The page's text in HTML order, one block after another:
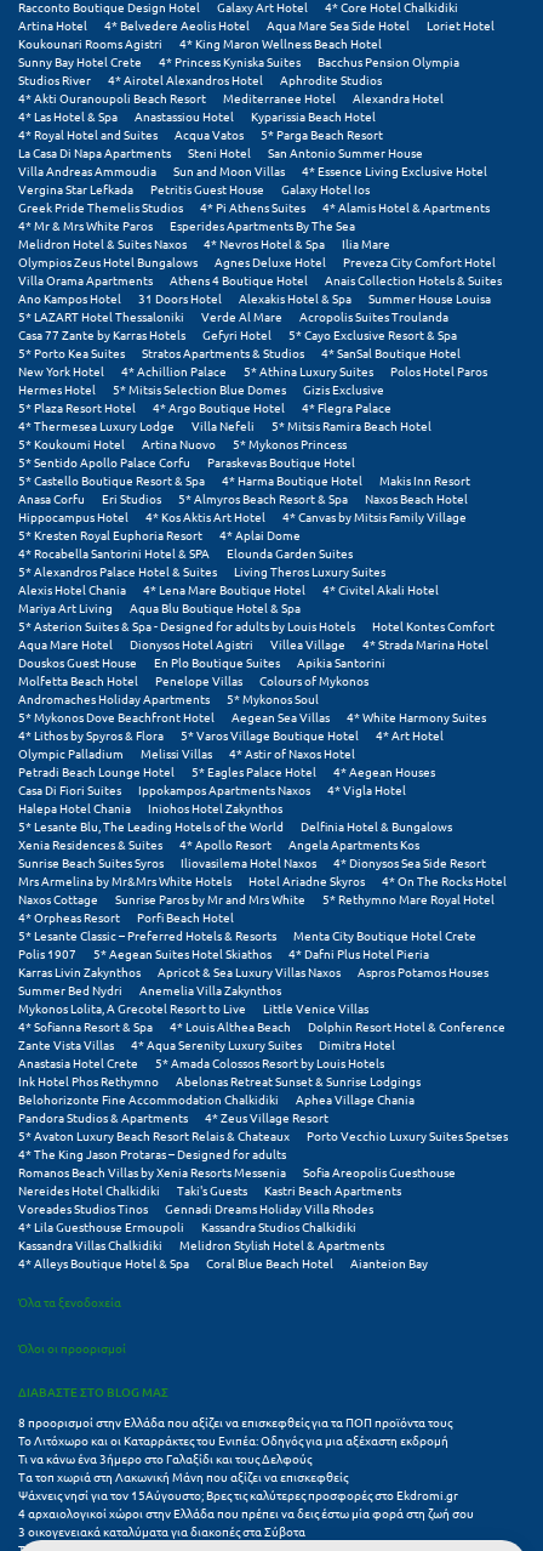
Σπέτσες
Σποράδες
Σύβοτα
Σύμη
Σύρος
Σχοινούσα
Τ
Τζουμέρκα
Τήνος
Τολό
Τριζόνια Φωκίδος
Τρίκαλα
Τρίκαλα Κορινθίας
Τρίπολη
Τυρός
Υ
Ύδρα
Φ
Φιλιατρά Μεσσηνίας
Φλώρινα
Φοινικούντα
Χ
Χαλκίδα
Χαλκιδική
Χανιά
Χερσόνησος
Χερσόνησος Άθως
Χίος
Χράνοι Μεσσηνίας
Ψ
Ψαθόπυργος
Racconto Boutique Design Hotel
Galaxy Art Hotel
4* Core Hotel Chalkidiki
Artina Hotel
4* Belvedere Aeolis Hotel Aqua Mare Sea Side Hotel
Loriet Hotel
Koukounari Rooms Agistri
4* King Maron Wellness Beach Hotel
Sunny Bay Hotel Crete
4* Princess Kyniska Suites
Bacchus Pension Olympia
Studios River
4* Airotel Alexandros Hotel
Aphrodite Studios
4* Akti Ouranoupoli Beach Resort
Mediterranee Hotel
Alexandra Hotel
4* Las Hotel & Spa
Anastassiou Hotel
Kyparissia Beach Hotel
4* Royal Hotel and Suites
Acqua Vatos
5* Parga Beach Resort
La Casa Di Napa Apartments
Steni Hotel
San Antonio Summer House
Villa Andreas Ammoudia
Sun and Moon Villas
4* Essence Living Exclusive Hotel
Vergina Star Lefkada
Petritis Guest House
Galaxy Hotel Ios
Greek Pride Themelis Studios
4* Pi Athens Suites
4* Alamis Hotel & Apartments
4* Mr & Mrs White Paros
Esperides Apartments By The Sea
Melidron Hotel & Suites Naxos
4* Nevros Hotel & Spa
Ilia Mare
Olympios Zeus Hotel Bungalows
Agnes Deluxe Hotel
Preveza City Comfort Hotel
Villa Orama Apartments
Athens 4 Boutique Hotel
Anais Collection Hotels & Suites
Ano Kampos Hotel
31 Doors Hotel Alexakis Hotel & Spa
Summer House Louisa
5* LAZART Hotel Thessaloniki
Verde Al Mare
Acropolis Suites Troulanda
Casa 77 Zante by Karras Hotels
Gefyri Hotel
5* Cayo Exclusive Resort & Spa
5* Porto Kea Suites
Stratos Apartments & Studios
4* SanSal Boutique Hotel
New York Hotel
4* Achillion Palace 5* Athina Luxury Suites
Polos Hotel Paros
Hermes Hotel
5* Mitsis Selection Blue Domes
Gizis Exclusive
5* Plaza Resort Hotel
4* Argo Boutique Hotel
4* Flegra Palace
4* Thermesea Luxury Lodge
Villa Nefeli
5* Mitsis Ramira Beach Hotel
5* Koukoumi Hotel
Artina Nuovo
5* Mykonos Princess
5* Sentido Apollo Palace Corfu
Paraskevas Boutique Hotel
5* Castello Boutique Resort & Spa
4* Harma Boutique Hotel
Makis Inn Resort
Anasa Corfu
Eri Studios 5* Almyros Beach Resort & Spa
Naxos Beach Hotel
Hippocampus Hotel
4* Kos Aktis Art Hotel
4* Canvas by Mitsis Family Village
5* Kresten Royal Euphoria Resort
4* Aplai Dome
4* Rocabella Santorini Hotel & SPA
Elounda Garden Suites
5* Alexandros Palace Hotel & Suites
Living Theros Luxury Suites
Alexis Hotel Chania
4* Lena Mare Boutique Hotel
4* Civitel Akali Hotel
Mariya Art Living
Aqua Blu Boutique Hotel & Spa
5* Asterion Suites & Spa - Designed for adults by Louis Hotels
Hotel Kontes Comfort
Aqua Mare Hotel
Dionysos Hotel Agistri Villea Village
4* Strada Marina Hotel
Douskos Guest House
En Plo Boutique Suites
Apikia Santorini
Molfetta Beach Hotel
Penelope Villas
Colours of Mykonos
Andromaches Holiday Apartments
5* Mykonos Soul
5* Mykonos Dove Beachfront Hotel
Aegean Sea Villas
4* White Harmony Suites
4* Lithos by Spyros & Flora
5* Varos Village Boutique Hotel
4* Art Hotel
Olympic Palladium
Melissi Villas
4* Astir of Naxos Hotel
Petradi Beach Lounge Hotel
5* Eagles Palace Hotel
4* Aegean Houses
Casa Di Fiori Suites
Ippokampos Apartments Naxos
4* Vigla Hotel
Halepa Hotel Chania
Iniohos Hotel Zakynthos
5* Lesante Blu, The Leading Hotels of the World
Delfinia Hotel & Bungalows
Xenia Residences & Suites
4* Apollo Resort
Angela Apartments Kos
Sunrise Beach Suites Syros
Iliovasilema Hotel Naxos
4* Dionysos Sea Side Resort
Mrs Armelina by Mr&Mrs White Hotels
Hotel Ariadne Skyros
4* On The Rocks Hotel
Naxos Cottage
Sunrise Paros by Mr and Mrs White
5* Rethymno Mare Royal Hotel
4* Orpheas Resort
Porfi Beach Hotel
5* Lesante Classic – Preferred Hotels & Resorts
Menta City Boutique Hotel Crete
Polis 1907
5* Aegean Suites Hotel Skiathos
4* Dafni Plus Hotel Pieria
Karras Livin Zakynthos
Apricot & Sea Luxury Villas Naxos
Aspros Potamos Houses
Summer Bed Nydri
Anemelia Villa Zakynthos
Mykonos Lolita, A Grecotel Resort to Live
Little Venice Villas
4* Sofianna Resort & Spa
4* Louis Althea Beach
Dolphin Resort Hotel & Conference
Zante Vista Villas
4* Aqua Serenity Luxury Suites
Dimitra Hotel
Anastasia Hotel Crete
5* Amada Colossos Resort by Louis Hotels
Ink Hotel Phos Rethymno
Abelonas Retreat Sunset & Sunrise Lodgings
Belohorizonte Fine Accommodation Chalkidiki
Aphea Village Chania
Pandora Studios & Apartments
4* Zeus Village Resort
5* Avaton Luxury Beach Resort Relais & Chateaux
Porto Vecchio Luxury Suites Spetses
4* The King Jason Protaras – Designed for adults
Romanos Beach Villas by Xenia Resorts Messenia
Sofia Areopolis Guesthouse
Nereides Hotel Chalkidiki
Taki's Guests
Kastri Beach Apartments
Voreades Studios Tinos
Gennadi Dreams Holiday Villa Rhodes
4* Lila Guesthouse Ermoupoli
Kassandra Studios Chalkidiki
Kassandra Villas Chalkidiki
Melidron Stylish Hotel & Apartments
4* Alleys Boutique Hotel & Spa
Coral Blue Beach Hotel Aianteion Bay
Όλα τα ξενοδοχεία
Όλοι οι προορισμοί
ΔΙΑΒΑΣΤΕ ΣΤΟ BLOG ΜΑΣ
8 προορισμοί στην Ελλάδα που αξίζει να επισκεφθείς για τα ΠΟΠ προϊόντα τους
Το Λιτόχωρο και οι Καταρράκτες του Ενιπέα: Οδηγός για μια αξέχαστη εκδρομή
Τι να κάνω ένα 3ήμερο στο Γαλαξίδι και τους Δελφούς
Τα τοπ χωριά στη Λακωνική Μάνη που αξίζει να επισκεφθείς
Ψάχνεις νησί για τον 15Αύγουστο; Βρες τις καλύτερες προσφορές στο Ekdromi.gr
4 αρχαιολογικοί χώροι στην Ελλάδα που πρέπει να δεις έστω μία φορά στη ζωή σου
3 οικογενειακά καταλύματα για διακοπές στα Σύβοτα